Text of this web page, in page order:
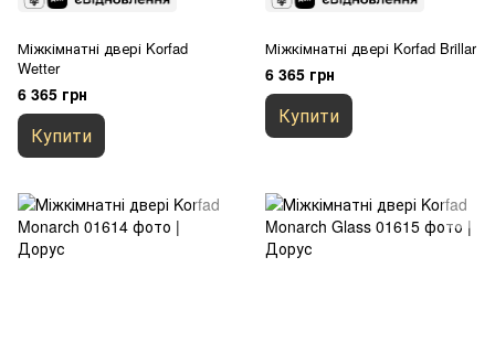
Міжкімнатні двері Korfad
Wetter
6 365 грн
Купити
Міжкімнатні двері Korfad Brillar
6 365 грн
Купити